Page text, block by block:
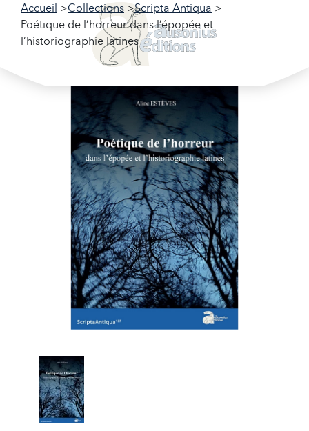
Accueil Collections
Scripta Antiqua
Poétique de l’horreur dans l’épopée et
l’historiographie latines